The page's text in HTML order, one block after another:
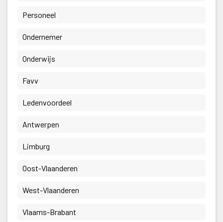
Personeel
Ondernemer
Onderwijs
Favv
Ledenvoordeel
Antwerpen
Limburg
Oost-Vlaanderen
West-Vlaanderen
Vlaams-Brabant